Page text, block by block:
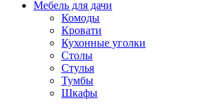
Мебель для дачи
Комоды
Кровати
Кухонные уголки
Столы
Стулья
Тумбы
Шкафы